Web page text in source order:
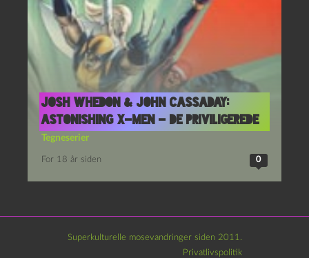
Josh Whedon & John Cassaday:
Astonishing X-men – De priviligerede
Tegneserier
For 18 år siden 0
Superkulturelle mosevandringer siden 2011.
Privatlivspolitik